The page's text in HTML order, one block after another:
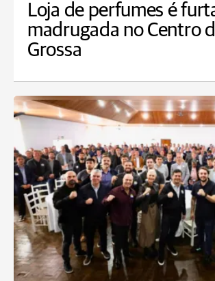
Loja de perfumes é
madrugada no Centro
Grossa